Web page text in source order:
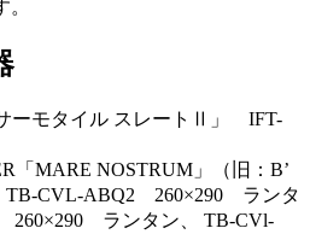
ーモタイル スレートⅡ」 IFT-
「MARE NOSTRUM」（旧：Bʼ
TB-CVL-ABQ2 260×290 ランタ
260×290 ランタン、 TB-CVl-